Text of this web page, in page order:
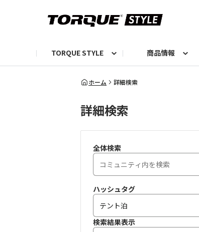
TORQUE STYLE
お知らせ TORQUIZ【投票企画】
商品情報
TORQUEニュース
TORQUEフォト
自己紹介しよう
編集部の日常フォト
ホーム 詳細検索
詳細検索
全体検索
ハッシュタグ
検索結果表示